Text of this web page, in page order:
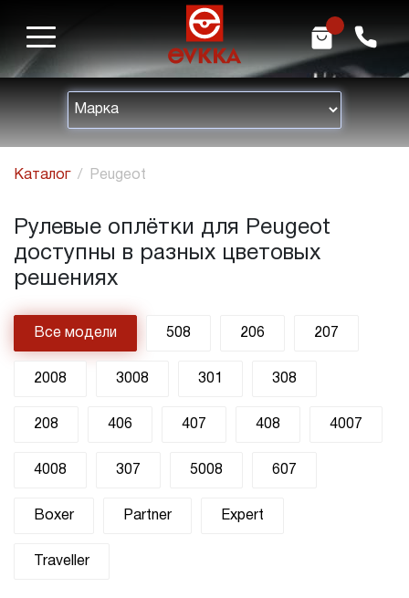
h m
Каталог Peugeot
Рулевые оплётки для Peugeot
доступны в разных цветовых
решениях
Все модели 508 206 207
2008 3008 301 308
208 406 407 408 4007
4008 307 5008 607
Boxer Partner Expert
Traveller